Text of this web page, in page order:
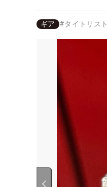
ギア #タイトリスト